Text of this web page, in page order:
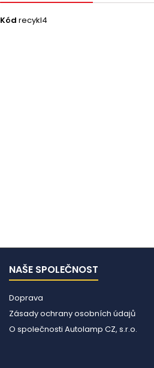
Kód recykl4
NAŠE SPOLEČNOST
Doprava
Zásady ochrany osobních údajů
O společnosti Autolamp CZ, s.r.o.